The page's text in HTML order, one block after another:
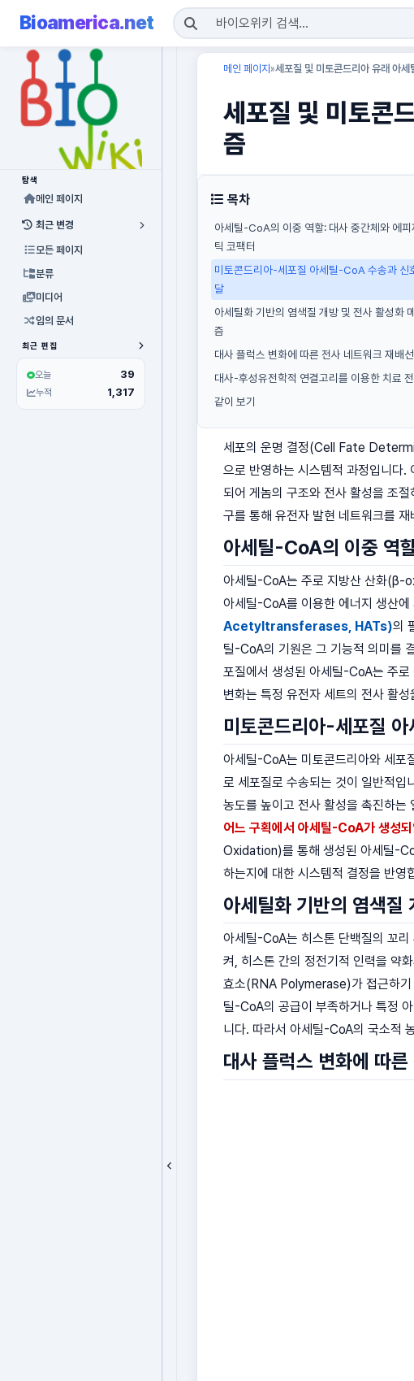
Bioamerica.net
탐색
메인 페이지
최근 변경
모든 페이지
분류
미디어
임의 문서
최근 편집
오늘 39
누적 1,317
메인 페이지 »세포질 및 미토콘드리아 유래 아
세포질 및 미토콘
즘
목차
아세틸-CoA의 이중 역할: 대사 중간체와 에피
틱 코팩터
미토콘드리아-세포질 아세틸-CoA 수송과 신
달
아세틸화 기반의 염색질 개방 및 전사 활성화
즘
대사 플럭스 변화에 따른 전사 네트워크 재배선
대사-후성유전학적 연결고리를 이용한 치료
같이 보기
세포의 운명 결정(Cell Fate
으로 반영하는 시스템적 과정입니다.
되어 게놈의 구조와 전사 활성을 조절
구를 통해 유전자 발현 네트워크를
아세틸-CoA의 이중 역
아세틸-CoA는 주로 지방산 산화(β-
아세틸-CoA를 이용한 에너지 생산
Acetyltransferases, HATs)의
틸-CoA의 기원은 그 기능적 의미를
포질에서 생성된 아세틸-CoA는 주
변화는 특정 유전자 세트의 전사 활
미토콘드리아-세포질
아세틸-CoA는 미토콘드리아와 세포
로 세포질로 수송되는 것이 일반적
농도를 높이고 전사 활성을 촉진하
어느 구획에서 아세틸-CoA가 생성되
Oxidation)를 통해 생성된 아세틸-
하는지에 대한 시스템적 결정을 반영
아세틸화 기반의 염색질
아세틸-CoA는 히스톤 단백질의 꼬
켜, 히스톤 간의 정전기적 인력을 약
효소(RNA Polymerase)가 접근하기
틸-CoA의 공급이 부족하거나 특정
니다. 따라서 아세틸-CoA의 국소적
대사 플럭스 변화에 따